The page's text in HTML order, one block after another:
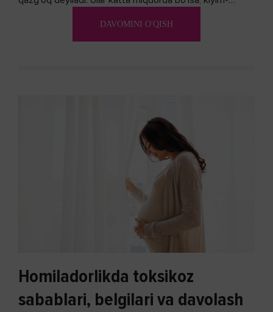
DAVOMINI O'QISH
Homiladorlikda toksikoz
sabablari, belgilari va davolash